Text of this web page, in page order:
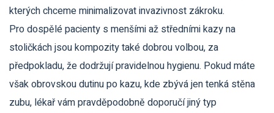
kterých chceme minimalizovat invazivnost zákroku.
Pro dospělé pacienty s menšími až středními kazy na
stoličkách jsou kompozity také dobrou volbou, za
předpokladu, že dodržují pravidelnou hygienu. Pokud máte
však obrovskou dutinu po kazu, kde zbývá jen tenká stěna
zubu, lékař vám pravděpodobně doporučí jiný typ